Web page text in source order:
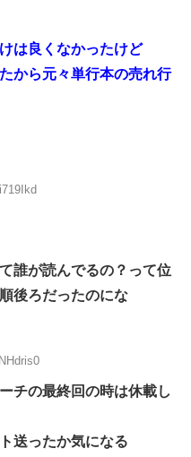
は良くなかったけど
から元々単行本の売れ行
誰が読んでるの？って位
後ろだったのにな
チの最終回の時は休載し
送ったか気になる